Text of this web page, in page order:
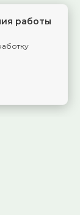
работы